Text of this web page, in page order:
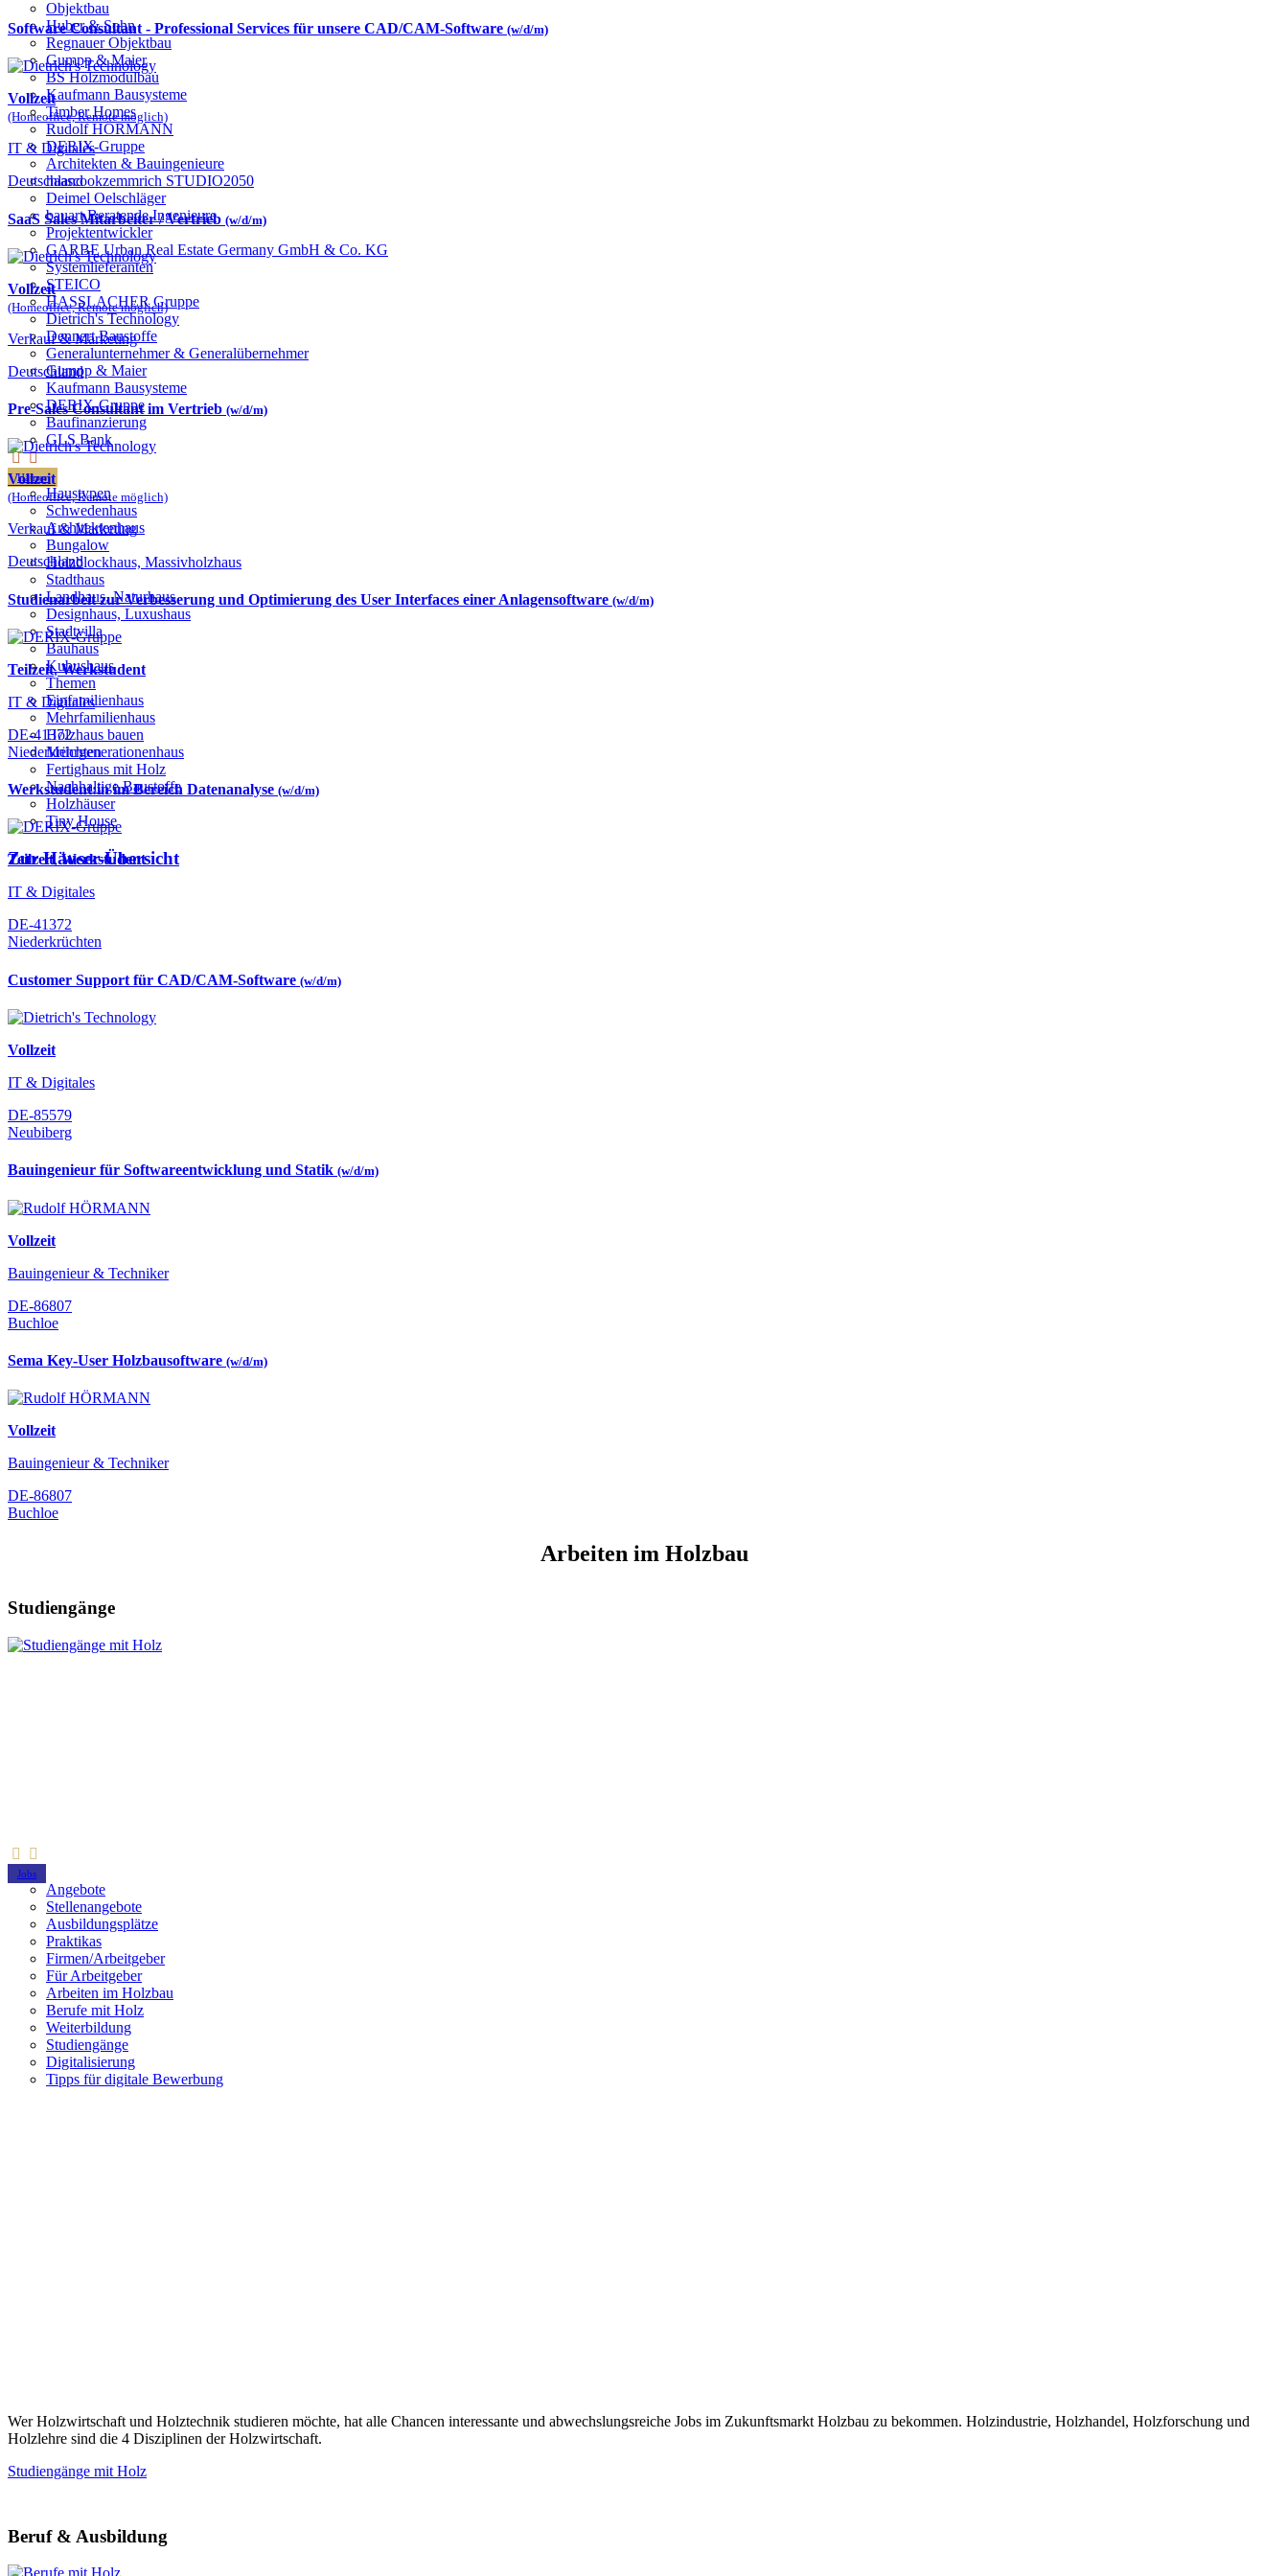
Objektbau
Huber & Sohn
Regnauer Objektbau
Gumpp & Maier
BS Holzmodulbau
Kaufmann Bausysteme
Timber Homes
Rudolf HÖRMANN
DERIX-Gruppe
Architekten & Bauingenieure
haascookzemmrich STUDIO2050
Deimel Oelschläger
bauart Beratende Ingenieure
Projektentwickler
GARBE Urban Real Estate Germany GmbH & Co. KG
Systemlieferanten
STEICO
HASSLACHER Gruppe
Dietrich's Technology
Dennert Baustoffe
Generalunternehmer & Generalübernehmer
Gumpp & Maier
Kaufmann Bausysteme
DERIX-Gruppe
Baufinanzierung
GLS Bank
Häuser
Haustypen
Schwedenhaus
Architektenhaus
Bungalow
Holzblockhaus, Massivholzhaus
Stadthaus
Landhaus, Naturhaus
Designhaus, Luxushaus
Stadtvilla
Bauhaus
Kubushaus
Themen
Einfamilienhaus
Mehrfamilienhaus
Holzhaus bauen
Mehrgenerationenhaus
Fertighaus mit Holz
Nachhaltige Baustoffe
Holzhäuser
Tiny House
Zur Häuser-Übersicht
Jobs
Angebote
Stellenangebote
Ausbildungsplätze
Praktikas
Firmen/Arbeitgeber
Für Arbeitgeber
Arbeiten im Holzbau
Berufe mit Holz
Weiterbildung
Studiengänge
Digitalisierung
Tipps für digitale Bewerbung
Software Consultant - Professional Services für unsere CAD/CAM-Software (w/d/m)
Vollzeit
(Homeoffice, Remote möglich)
IT & Digitales
Deutschland
SaaS Sales Mitarbeiter / Vertrieb (w/d/m)
Vollzeit
(Homeoffice, Remote möglich)
Verkauf & Marketing
Deutschland
Pre-Sales Consultant im Vertrieb (w/d/m)
Vollzeit
(Homeoffice, Remote möglich)
Verkauf & Marketing
Deutschland
Studienarbeit zur Verbesserung und Optimierung des User Interfaces einer Anlagensoftware (w/d/m)
Teilzeit,Werkstudent
IT & Digitales
DE-41372
Niederkrüchten
Werkstudent:in im Bereich Datenanalyse (w/d/m)
Teilzeit,Werkstudent
IT & Digitales
DE-41372
Niederkrüchten
Customer Support für CAD/CAM-Software (w/d/m)
Vollzeit
IT & Digitales
DE-85579
Neubiberg
Bauingenieur für Softwareentwicklung und Statik (w/d/m)
Vollzeit
Bauingenieur & Techniker
DE-86807
Buchloe
Sema Key-User Holzbausoftware (w/d/m)
Vollzeit
Bauingenieur & Techniker
DE-86807
Buchloe
Arbeiten im Holzbau
Studiengänge
Wer Holzwirtschaft und Holztechnik studieren möchte, hat alle Chancen interessante und abwechslungsreiche Jobs im Zukunftsmarkt Holzbau zu bekommen. Holzindustrie, Holzhandel, Holzforschung und
Holzlehre sind die 4 Disziplinen der Holzwirtschaft.
Studiengänge mit Holz
Beruf & Ausbildung